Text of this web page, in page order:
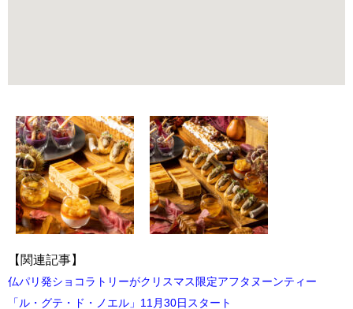
【関連記事】
仏パリ発ショコラトリーがクリスマス限定アフタヌーンティー
「ル・グテ・ド・ノエル」11月30日スタート